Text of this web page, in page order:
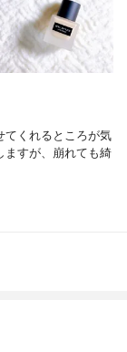
てくれるところが気
ますが、崩れても綺